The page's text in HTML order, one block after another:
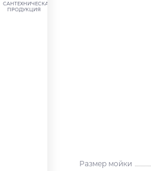
САНТЕХНИЧЕСКАЯ
ПРОДУКЦИЯ
Размер мойки